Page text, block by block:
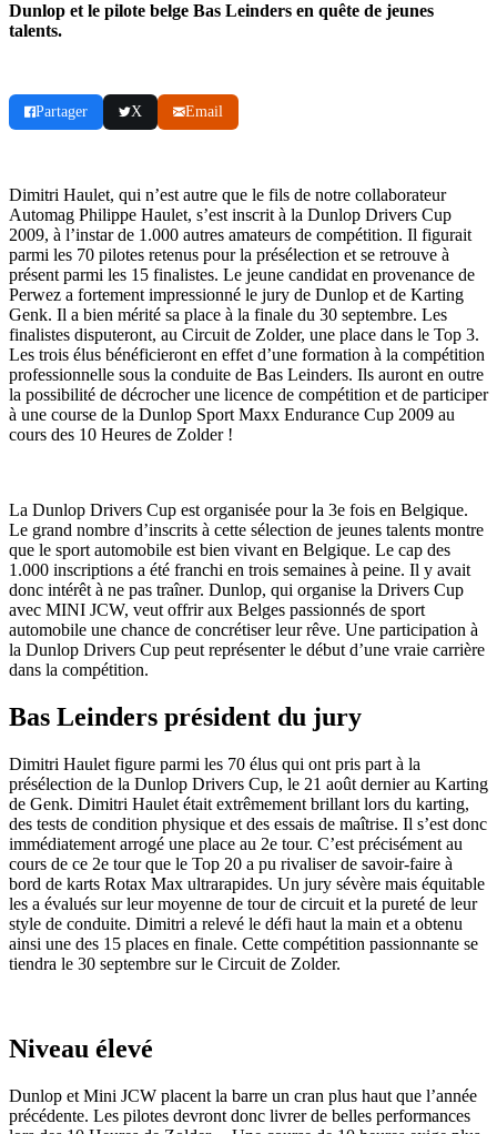
Dunlop et le pilote belge Bas Leinders en quête de jeunes
talents.
Partager X Email
Dimitri Haulet, qui n’est autre que le fils de notre collaborateur
Automag Philippe Haulet, s’est inscrit à la Dunlop Drivers Cup
2009, à l’instar de 1.000 autres amateurs de compétition. Il figurait
parmi les 70 pilotes retenus pour la présélection et se retrouve à
présent parmi les 15 finalistes. Le jeune candidat en provenance de
Perwez a fortement impressionné le jury de Dunlop et de Karting
Genk. Il a bien mérité sa place à la finale du 30 septembre. Les
finalistes disputeront, au Circuit de Zolder, une place dans le Top 3.
Les trois élus bénéficieront en effet d’une formation à la compétition
professionnelle sous la conduite de Bas Leinders. Ils auront en outre
la possibilité de décrocher une licence de compétition et de participer
à une course de la Dunlop Sport Maxx Endurance Cup 2009 au
cours des 10 Heures de Zolder !
La Dunlop Drivers Cup est organisée pour la 3e fois en Belgique.
Le grand nombre d’inscrits à cette sélection de jeunes talents montre
que le sport automobile est bien vivant en Belgique. Le cap des
1.000 inscriptions a été franchi en trois semaines à peine. Il y avait
donc intérêt à ne pas traîner. Dunlop, qui organise la Drivers Cup
avec MINI JCW, veut offrir aux Belges passionnés de sport
automobile une chance de concrétiser leur rêve. Une participation à
la Dunlop Drivers Cup peut représenter le début d’une vraie carrière
dans la compétition.
Bas Leinders président du jury
Dimitri Haulet figure parmi les 70 élus qui ont pris part à la
présélection de la Dunlop Drivers Cup, le 21 août dernier au Karting
de Genk. Dimitri Haulet était extrêmement brillant lors du karting,
des tests de condition physique et des essais de maîtrise. Il s’est donc
immédiatement arrogé une place au 2e tour. C’est précisément au
cours de ce 2e tour que le Top 20 a pu rivaliser de savoir-faire à
bord de karts Rotax Max ultrarapides. Un jury sévère mais équitable
les a évalués sur leur moyenne de tour de circuit et la pureté de leur
style de conduite. Dimitri a relevé le défi haut la main et a obtenu
ainsi une des 15 places en finale. Cette compétition passionnante se
tiendra le 30 septembre sur le Circuit de Zolder.
Niveau élevé
Dunlop et Mini JCW placent la barre un cran plus haut que l’année
précédente. Les pilotes devront donc livrer de belles performances